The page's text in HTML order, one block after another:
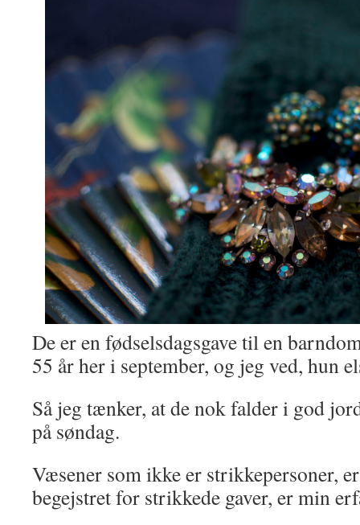
De er en fødselsdagsgave til en
55 år her i september, og jeg ved, hun
Så jeg tænker, at de nok falder i god
på søndag.
Væsener som ikke er strikkepersoner,
begejstret for strikkede gaver, er min